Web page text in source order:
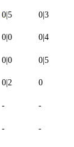
0|5 0|3
0|0 0|4
0|0 0|5
0|2 0
- -
- -